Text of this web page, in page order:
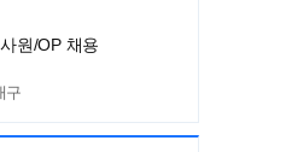
원/OP 채용
구